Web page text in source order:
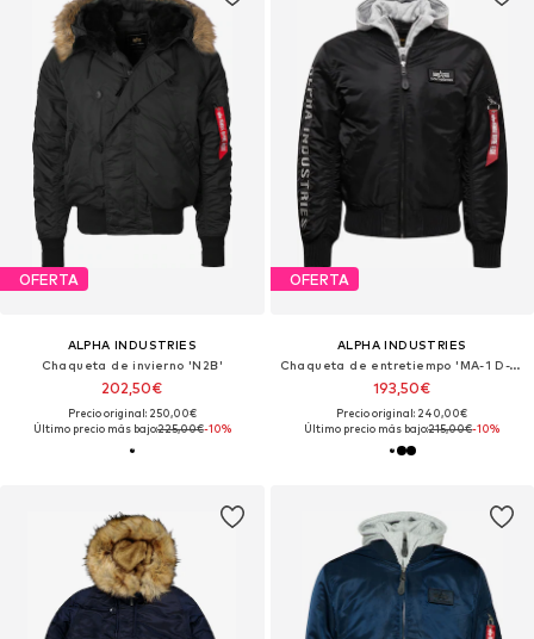
OFERTA
ALPHA INDUSTRIES
Chaqueta de invierno 'N2B'
202,50€
Precio original: 250,00€
Último precio más bajo:225,00€-10%
OFERTA
ALPHA INDUSTRIES
Chaqueta de entretiempo 'MA-1 D-Tec SE'
193,50€
Precio original: 240,00€
Último precio más bajo:215,00€-10%